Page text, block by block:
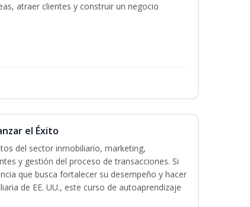
atraer clientes y construir un negocio
el Éxito
del sector inmobiliario, marketing,
y gestión del proceso de transacciones. Si
que busca fortalecer su desempeño y hacer
de EE. UU., este curso de autoaprendizaje